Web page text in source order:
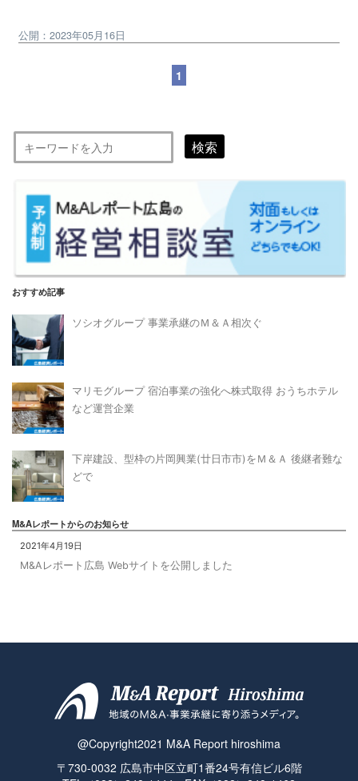
公開：2023年05月16日
1
検索
おすすめ記事
ソシオグループ 事業承継のＭ＆Ａ相次ぐ
マリモグループ 宿泊事業の強化へ株式取得 おうちホテル
など運営企業
下岸建設、型枠の片岡興業(廿日市市)をＭ＆Ａ 後継者難な
どで
M&Aレポートからのお知らせ
2021年4月19日
M&Aレポート広島 Webサイトを公開しました
@Copyright2021 M&A Report hiroshima
〒730-0032 広島市中区立町1番24号有信ビル6階